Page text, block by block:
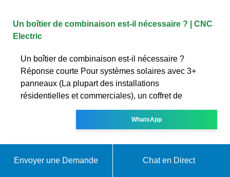
Un boîtier de combinaison est-il nécessaire ? | CNC
Electric
Un boîtier de combinaison est-il nécessaire ?
Réponse courte Pour systèmes solaires avec 3+
panneaux (La plupart des installations
résidentielles et commerciales), un coffret de
WhatsApp
Envoyer une Demande Chat en Direct